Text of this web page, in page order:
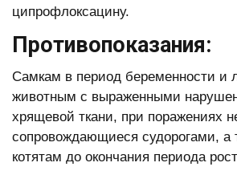
ципрофлоксацину.
Противопоказания:
Самкам в период беременности и
животным с выраженными
хрящевой ткани, при поражениях
сопровождающиеся судорогами, а
котятам до окончания периода